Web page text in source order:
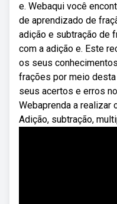
e. Webaqui você
de aprendizado de
adição e subtração de
com a adição e. Este
os seus
frações por meio
seus acertos e erros
Webaprenda a realizar
Adição, subtração,